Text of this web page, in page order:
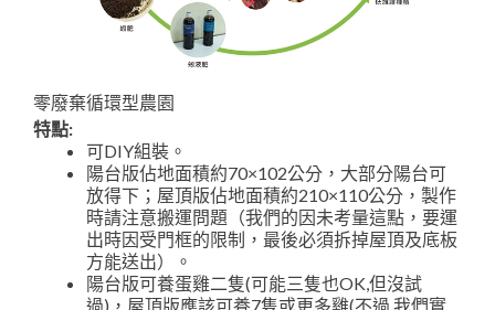
零廢棄循環型農園
特點:
可DIY組裝。
陽台版佔地面積約70×102公分，大部分陽台可
放得下；屋頂版佔地面積約210×110公分，製作
時請注意搬運問題（我們的因未考量這點，要運
出時因受門框的限制，最後必須拆掉屋頂及底板
方能送出）。
陽台版可養蛋雞二隻(可能三隻也OK,但沒試
過)，屋頂版應該可養7隻或更多雞(不過,我們實